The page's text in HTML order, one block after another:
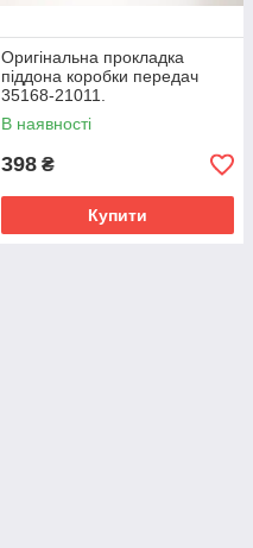
Оригінальна прокладка
піддона коробки передач
35168-21011.
В наявності
398 ₴
Купити